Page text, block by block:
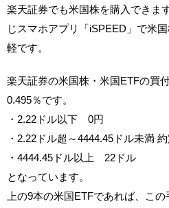
楽天証券でも米国株を購入できま
じスマホアプリ「iSPEED」で米
軽です。
楽天証券の米国株・米国ETFの買
0.495％です。
・2.22ドル以下 0円
・2.22ドル超～4444.45ドル未満
・4444.45ドル以上 22ドル
となっています。
上の9本の米国ETFであれば、こ